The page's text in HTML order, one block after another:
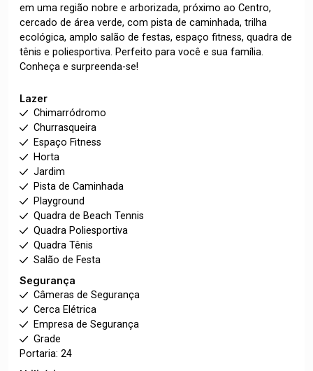
em uma região nobre e arborizada, próximo ao Centro,
cercado de área verde, com pista de caminhada, trilha
ecológica, amplo salão de festas, espaço fitness, quadra de
tênis e poliesportiva. Perfeito para você e sua família.
Conheça e surpreenda-se!
Lazer
Chimarródromo
Churrasqueira
Espaço Fitness
Horta
Jardim
Pista de Caminhada
Playground
Quadra de Beach Tennis
Quadra Poliesportiva
Quadra Tênis
Salão de Festa
Segurança
Câmeras de Segurança
Cerca Elétrica
Empresa de Segurança
Grade
Portaria: 24